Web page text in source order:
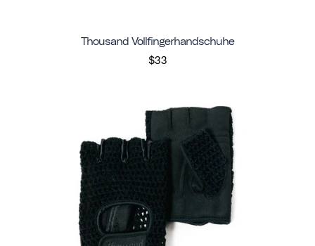
Thousand Vollfingerhandschuhe
$33